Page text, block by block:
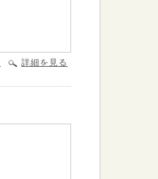
詳細を見る